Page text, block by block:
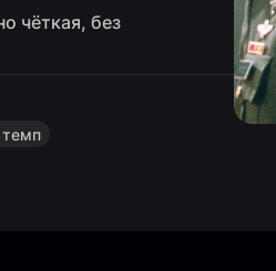
чёткая, без